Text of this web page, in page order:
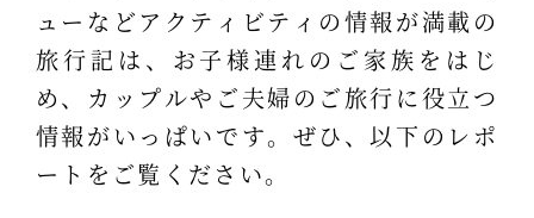
ューなどアクティビティの情報が満載の
旅行記は、お子様連れのご家族をはじ
め、カップルやご夫婦のご旅行に役立つ
情報がいっぱいです。ぜひ、以下のレポ
ートをご覧ください。